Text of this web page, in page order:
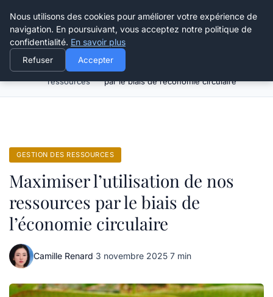
Happy Calyx Farmer
Gestion des
ressources
Maximiser l’utilisation de nos ressources
par le biais de l’économie circulaire
GESTION DES RESSOURCES
Maximiser l’utilisation de nos
ressources par le biais de
l’économie circulaire
Camille Renard·3 novembre 2025·7 min
Nous utilisons des cookies pour améliorer votre expérience de
navigation. En poursuivant, vous acceptez notre politique de
confidentialité. En savoir plus
Refuser Accepter